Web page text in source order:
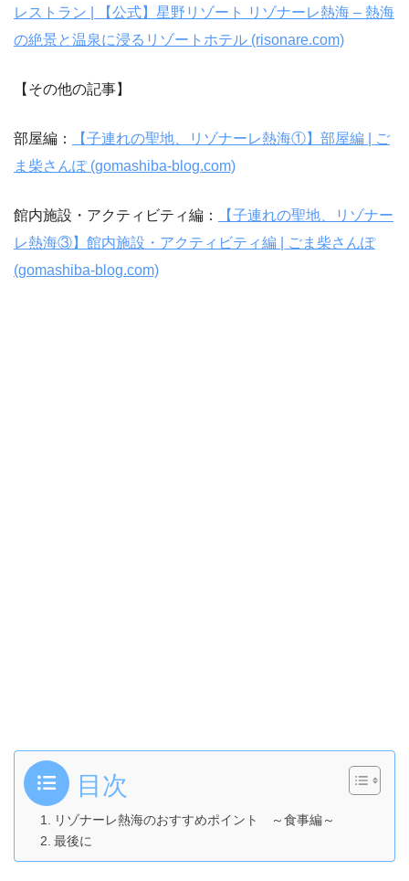
レストラン | 【公式】星野リゾート リゾナーレ熱海 – 熱海
の絶景と温泉に浸るリゾートホテル (risonare.com)
【その他の記事】
部屋編：
【子連れの聖地、リゾナーレ熱海①】部屋編 | ご
ま柴さんぽ (gomashiba-blog.com)
館内施設・アクティビティ編：
【子連れの聖地、リゾナー
レ熱海③】館内施設・アクティビティ編 | ごま柴さんぽ
(gomashiba-blog.com)
目次
リゾナーレ熱海のおすすめポイント ～食事編～
最後に